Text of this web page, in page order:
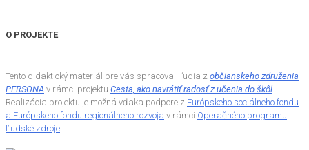
O PROJEKTE
Tento didaktický materiál pre vás spracovali ľudia z občianskeho združenia
PERSONA v rámci projektu Cesta, ako navrátiť radosť z učenia do škôl
Realizácia projektu je možná vďaka podpore z Európskeho sociálneho fondu
a Európskeho fondu regionálneho rozvoja v rámci Operačného programu
Ľudské zdroje